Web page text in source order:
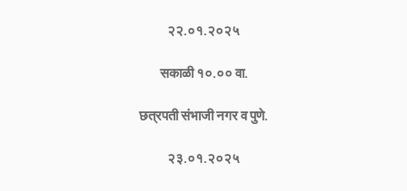
२२.०१.२०२५
सकाळी १०.०० वा.
छत्रपती संभाजी नगर व पुणे.
२३.०१.२०२५